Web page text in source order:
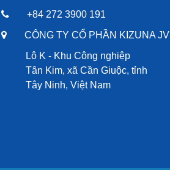
+84 272 3900 191
CÔNG TY CỔ PHẦN KIZUNA JV
Lô K - Khu Công nghiệp
Tân Kim, xã Cần Giuộc, tỉnh
Tây Ninh, Việt Nam